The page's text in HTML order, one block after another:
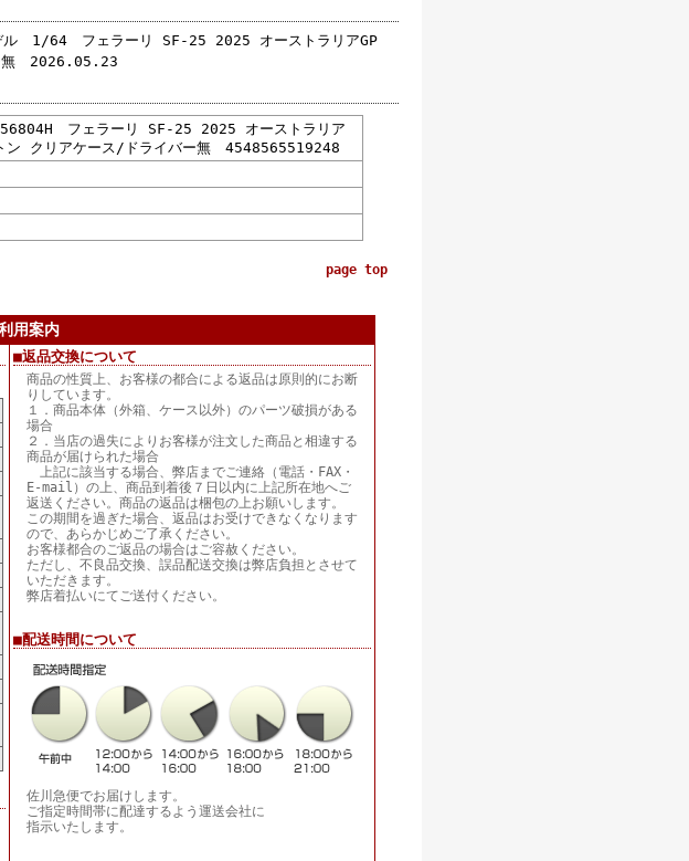
ル 1/64 フェラーリ SF-25 2025 オーストラリアGP
無 2026.05.23
フェラーリ SF-25 2025 オーストラリア
クリアケース/ドライバー無 4548565519248
page top
用案内
■返品交換について
商品の性質上、お客様の都合による返品は原則的にお断
りしています。
１．商品本体（外箱、ケース以外）のパーツ破損がある
場合
２．当店の過失によりお客様が注文した商品と相違する
商品が届けられた場合
上記に該当する場合、弊店までご連絡（電話・FAX・
E-mail）の上、商品到着後７日以内に上記所在地へご
返送ください。商品の返品は梱包の上お願いします。
この期間を過ぎた場合、返品はお受けできなくなります
ので、あらかじめご了承ください。
お客様都合のご返品の場合はご容赦ください。
ただし、不良品交換、誤品配送交換は弊店負担とさせて
いただきます。
弊店着払いにてご送付ください。
■配送時間について
佐川急便でお届けします。
ご指定時間帯に配達するよう運送会社に
指示いたします。